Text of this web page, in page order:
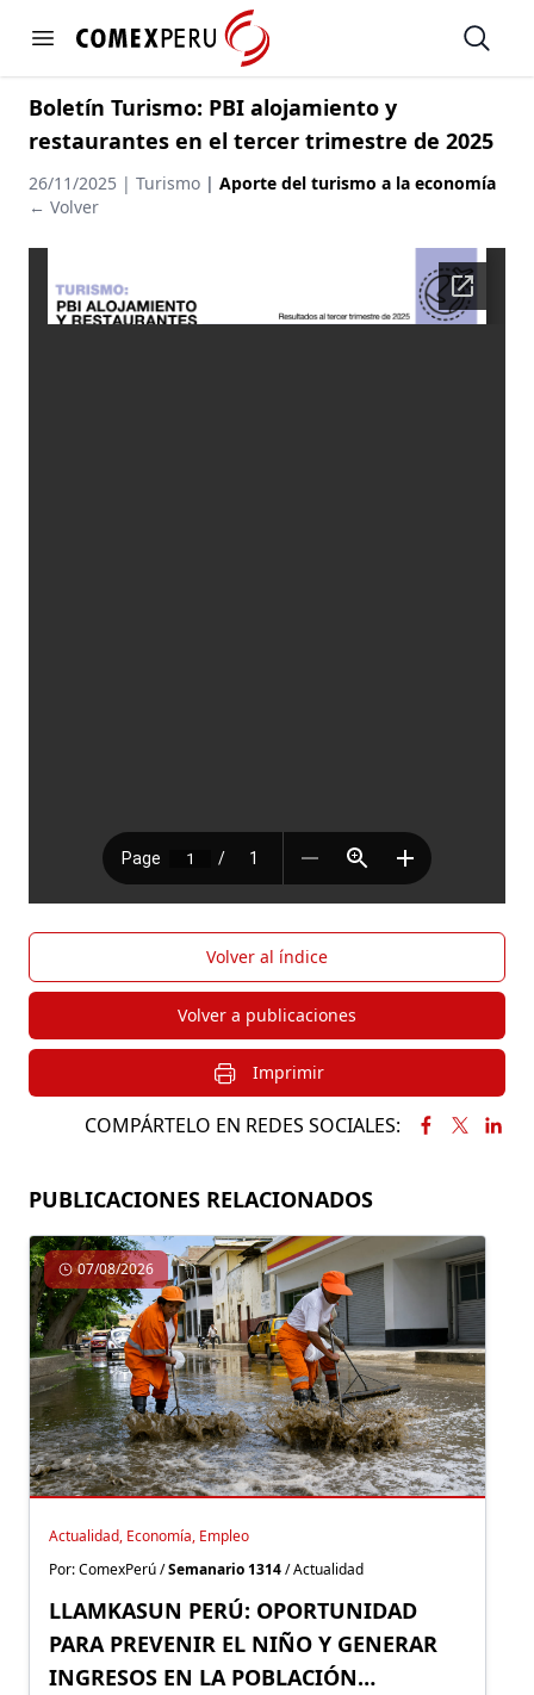
Open menu
https://www.comexperu.org.pe Open
Boletín Turismo: PBI alojamiento y
restaurantes en el tercer trimestre de 2025
26/11/2025 | Turismo | Aporte del turismo a la economía
← Volver
Volver al índice
Volver a publicaciones
Imprimir
COMPÁRTELO EN REDES SOCIALES:
PUBLICACIONES RELACIONADOS
07/08/2026
Actualidad, Economía, Empleo
Por: ComexPerú /Semanario 1314/ Actualidad
LLAMKASUN PERÚ: OPORTUNIDAD
PARA PREVENIR EL NIÑO Y GENERAR
INGRESOS EN LA POBLACIÓN